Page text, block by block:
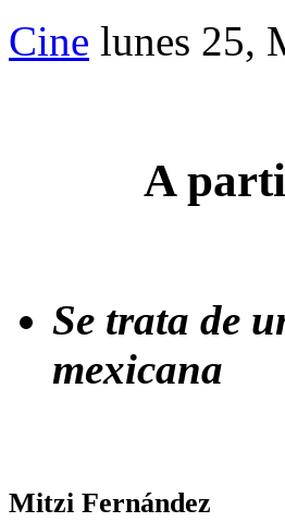
Cine lunes 25,
A
Se trata de
mexicana
Mitzi Fernández